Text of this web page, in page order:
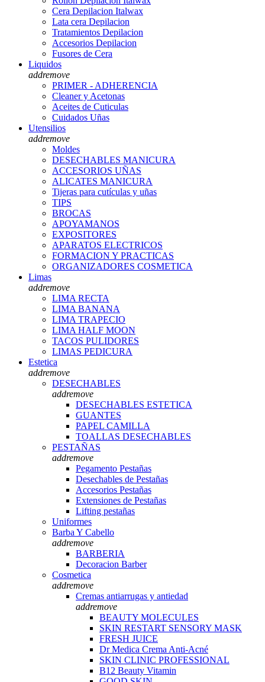
Cera Depilacion Italwax
Lata cera Depilacion
Tratamientos Depilacion
Accesorios Depilacion
Fusores de Cera
Liquidos
addremove
PRIMER - ADHERENCIA
Cleaner y Acetonas
Aceites de Cuticulas
Cuidados Uñas
Utensilios
addremove
Moldes
DESECHABLES MANICURA
ACCESORIOS UÑAS
ALICATES MANICURA
Tijeras para cutículas y uñas
TIPS
BROCAS
APOYAMANOS
EXPOSITORES
APARATOS ELECTRICOS
FORMACION Y PRACTICAS
ORGANIZADORES COSMETICA
Limas
addremove
LIMA RECTA
LIMA BANANA
LIMA TRAPECIO
LIMA HALF MOON
TACOS PULIDORES
LIMAS PEDICURA
Estetica
addremove
DESECHABLES
addremove
DESECHABLES ESTETICA
GUANTES
PAPEL CAMILLA
TOALLAS DESECHABLES
PESTAÑAS
addremove
Pegamento Pestañas
Desechables de Pestañas
Accesorios Pestañas
Extensiones de Pestañas
Lifting pestañas
Uniformes
Barba Y Cabello
addremove
BARBERIA
Decoracion Barber
Cosmetica
addremove
Cremas antiarrugas y antiedad
addremove
BEAUTY MOLECULES
SKIN RESTART SENSORY MASK
FRESH JUICE
Dr Medica Crema Anti-Acné
SKIN CLINIC PROFESSIONAL
B12 Beauty Vitamin